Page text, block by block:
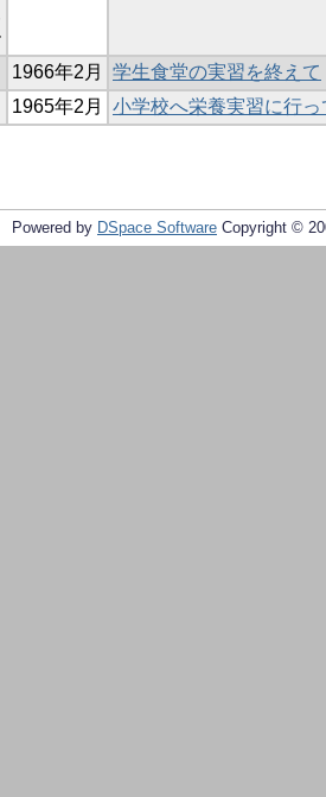
1966年2月
学生食堂の実習を終えて
1965年2月
小学校へ栄養実習に行っ
Powered by DSpace Software Copyright ©